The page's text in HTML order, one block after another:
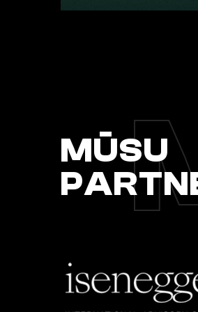
MŪSU